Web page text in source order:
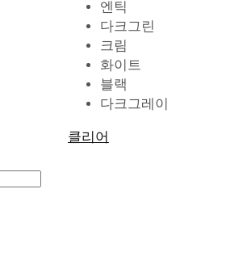
엔틱
다크그린
크림
화이트
블랙
다크그레이
클리어